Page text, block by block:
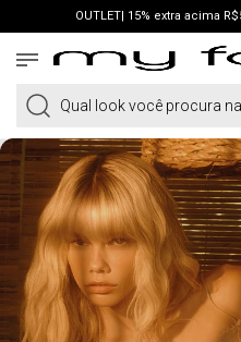
OUTLET| 15% extra acima
PRIMEIRA COMPRA | ganhe
Qual look você procura na My?